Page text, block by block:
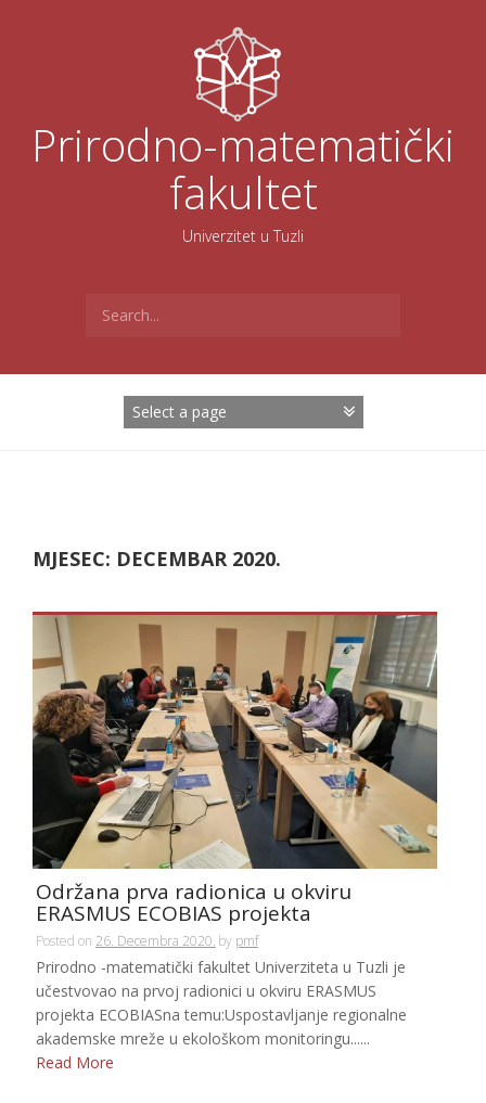
Prirodno-matematički
fakultet
Univerzitet u Tuzli
for:
MJESEC: DECEMBAR 2020.
Održana prva radionica u okviru
ERASMUS ECOBIAS projekta
Posted on 26. Decembra 2020. by pmf
Prirodno -matematički fakultet Univerziteta u Tuzli je
učestvovao na prvoj radionici u okviru ERASMUS
projekta ECOBIASna temu:Uspostavljanje regionalne
akademske mreže u ekološkom monitoringu......
Read More